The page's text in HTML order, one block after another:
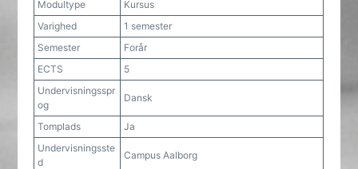
Modultype
Kursus
Varighed
1 semester
Semester
Forår
ECTS
5
Undervisningsspr
og
Dansk
Tomplads
Ja
Undervisningsste
d
Campus Aalborg